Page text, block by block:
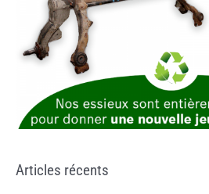
Articles récents